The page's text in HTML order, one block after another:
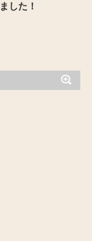
した！